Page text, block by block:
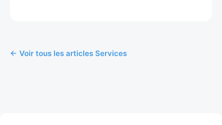
← Voir tous les articles Services